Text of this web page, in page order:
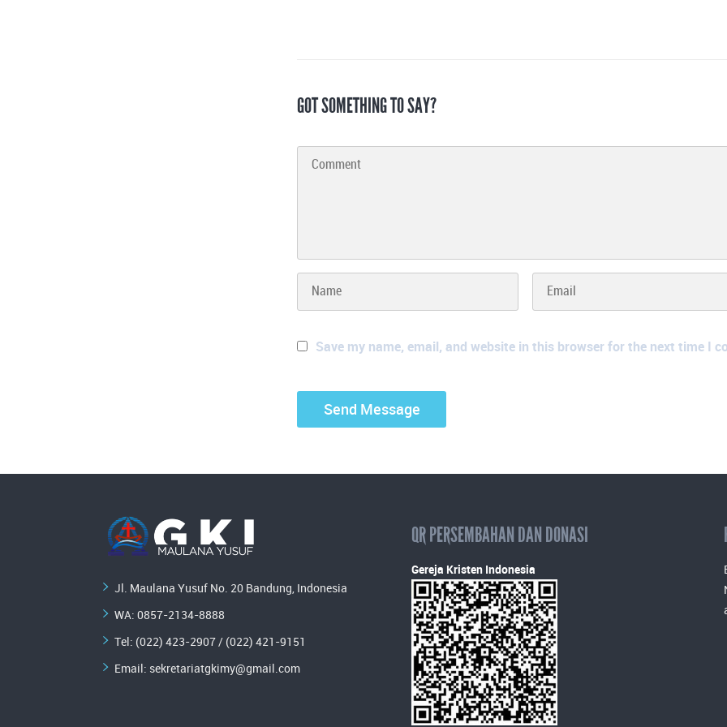
GOT SOMETHING TO SAY?
Save my name, email, and website in this browser for the next time I
Jl. Maulana Yusuf No. 20 Bandung, Indonesia
WA: 0857-2134-8888
Tel: (022) 423-2907 / (022) 421-9151
Email: sekretariatgkimy@gmail.com
QR PERSEMBAHAN DAN DONASI
Gereja Kristen Indonesia